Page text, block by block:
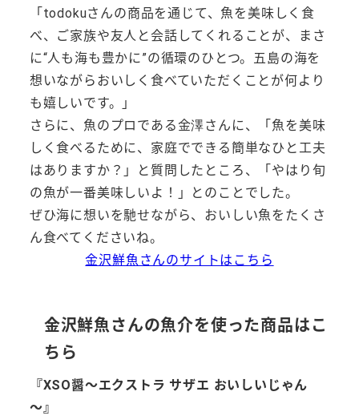
「todokuさんの商品を通じて、魚を美味しく食
べ、ご家族や友人と会話してくれることが、まさ
に“人も海も豊かに”の循環のひとつ。五島の海を
想いながらおいしく食べていただくことが何より
も嬉しいです。」
さらに、魚のプロである金澤さんに、「魚を美味
しく食べるために、家庭でできる簡単なひと工夫
はありますか？」と質問したところ、「やはり旬
の魚が一番美味しいよ！」とのことでした。
ぜひ海に想いを馳せながら、おいしい魚をたくさ
ん食べてくださいね。
金沢鮮魚さんのサイトはこちら
金沢鮮魚さんの魚介を使った商品はこ
ちら
『XSO醤～エクストラ サザエ おいしいじゃん
～』